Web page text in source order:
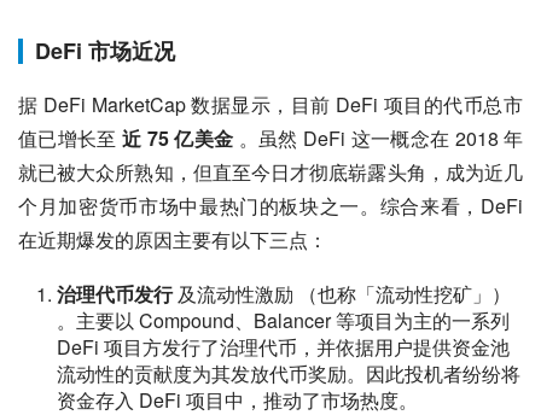
DeFi 市场近况
据 DeFi MarketCap 数据显示，目前 DeFi 项目的代币总市
值已增长至 近 75 亿美金 。虽然 DeFi 这一概念在 2018 年
就已被大众所熟知，但直至今日才彻底崭露头角，成为近几
个月加密货币市场中最热门的板块之一。综合来看，DeFi
在近期爆发的原因主要有以下三点：
治理代币发行及流动性激励 （也称「流动性挖矿」）
。主要以 Compound、Balancer 等项目为主的一系列
DeFi 项目方发行了治理代币，并依据用户提供资金池
流动性的贡献度为其发放代币奖励。因此投机者纷纷将
资金存入 DeFi 项目中，推动了市场热度。